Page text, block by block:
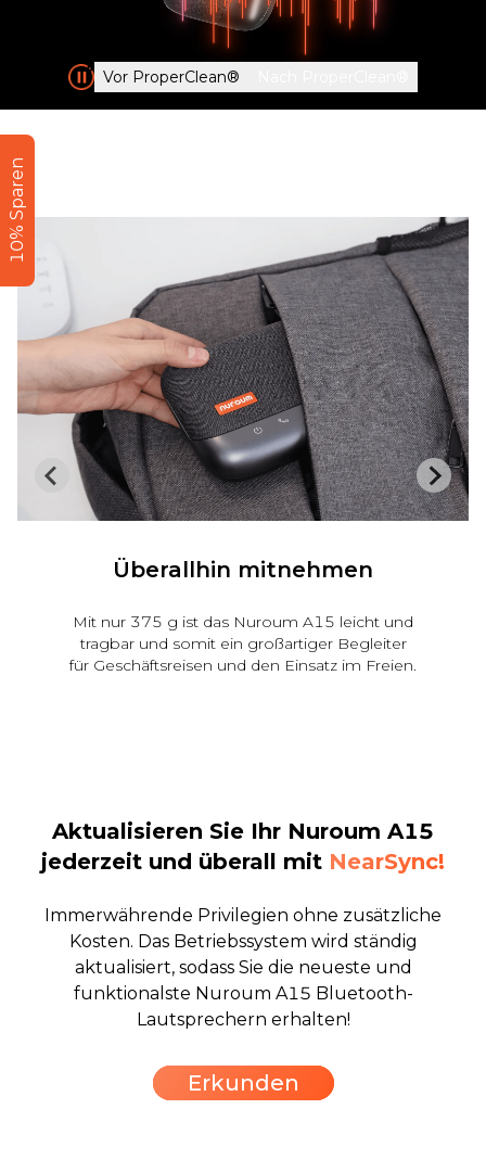
Vor ProperClean®
Starke Kompatibilität
Nuroum A15 ist nahtlos mit den wichtigsten
Betriebssystemen und Konferenzplattformen
wie Zoom Meeting,Microsoft Teams,Google
Aktualisieren Sie Ihr Nuroum A15
jederzeit und überall mit NearSync!
Immerwährende Privilegien ohne zusätzliche
Kosten. Das Betriebssystem wird ständig
aktualisiert, sodass Sie die neueste und
funktionalste Nuroum A15 Bluetooth-
Lautsprechern erhalten!
Erkunden
10% Sparen